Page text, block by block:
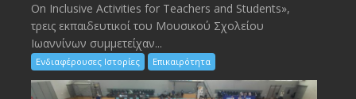
On Inclusive Activities for Teachers and Students»,
τρεις εκπαιδευτικοί του Μουσικού Σχολείου
Ιωαννίνων συμμετείχαν...
Ενδιαφέρουσες Ιστορίες Επικαιρότητα